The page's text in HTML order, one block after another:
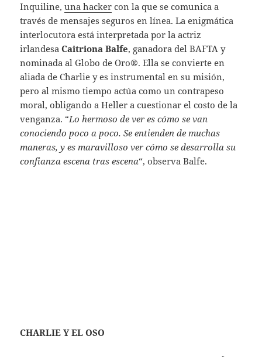
Inquiline,una hacker con la que se comunica a
través de mensajes seguros en línea. La enigmática
interlocutora está interpretada por la actriz
irlandesaCaitriona Balfe, ganadora del BAFTA y
nominada al Globo de Oro®. Ella se convierte en
aliada de Charlie y es instrumental en su misión,
pero al mismo tiempo actúa como un contrapeso
moral, obligando a Heller a cuestionar el costo de la
venganza. “Lo hermoso de ver es cómo se van
conociendo poco a poco. Se entienden de muchas
maneras, y es maravilloso ver cómo se desarrolla su
confianza escena tras escena“, observa Balfe.
CHARLIE Y EL OSO